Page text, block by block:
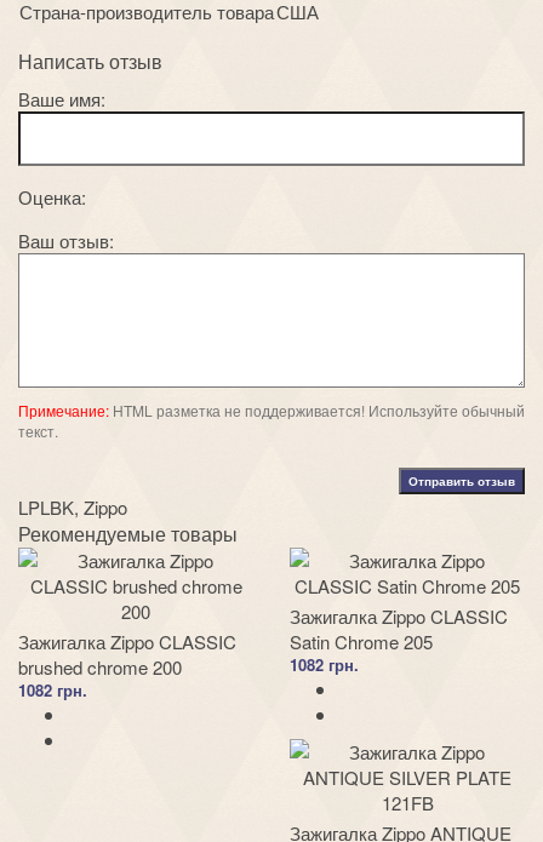
Страна-производитель товараСША
Написать отзыв
Ваше имя:
Оценка:
Ваш отзыв:
Примечание: HTML разметка не поддерживается! Используйте обычный
текст.
Отправить отзыв
LPLBK, Zippo
Рекомендуемые товары
Зажигалка Zippo CLASSIC
brushed chrome 200
1082 грн.
Зажигалка Zippo CLASSIC
Satin Chrome 205
1082 грн.
Зажигалка Zippo ANTIQUE